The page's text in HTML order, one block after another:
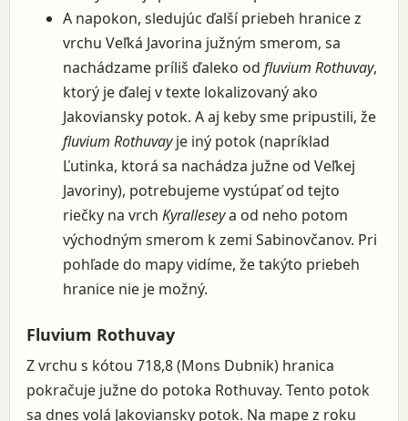
A napokon, sledujúc ďalší priebeh hranice z
vrchu Veľká Javorina južným smerom, sa
nachádzame príliš ďaleko od fluvium Rothuvay,
ktorý je ďalej v texte lokalizovaný ako
Jakoviansky potok. A aj keby sme pripustili, že
fluvium Rothuvayje iný potok (napríklad
Ľutinka, ktorá sa nachádza južne od Veľkej
Javoriny), potrebujeme vystúpať od tejto
riečky na vrch Kyralleseya od neho potom
východným smerom k zemi Sabinovčanov. Pri
pohľade do mapy vidíme, že takýto priebeh
hranice nie je možný.
Fluvium Rothuvay
Z vrchu s kótou 718,8 (Mons Dubnik) hranica
pokračuje južne do potoka Rothuvay. Tento potok
sa dnes volá Jakoviansky potok. Na mape z roku